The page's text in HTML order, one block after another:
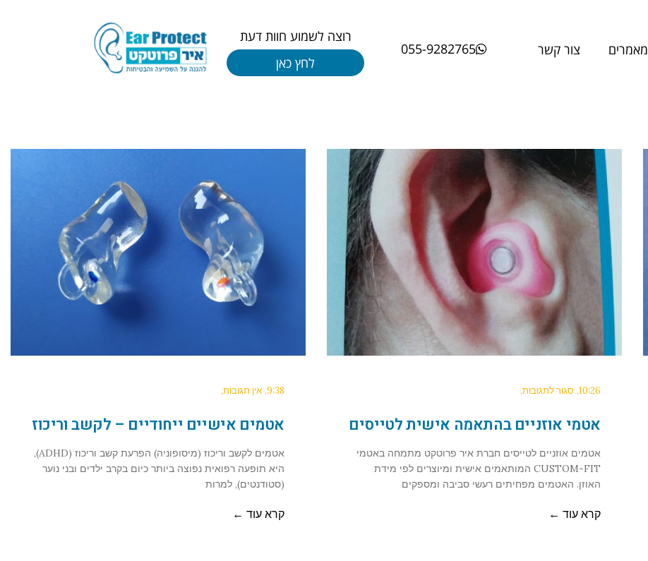
מאמרים צור קשר 055-9282765
רוצה לשמוע חוות דעת
לחץ כאן
10:26 סגור לתגובות
אטמי אוזניים בהתאמה אישית לטייסים
אטמים אוזניים לטייסים חברת איר פרוטקט מתמחה באטמי
CUSTOM-FIT המותאמים אישית ומיוצרים לפי מידת
האוזן. האטמים מפחיתים רעשי סביבה ומספקים
קרא עוד ←
9:38 אין תגובות
אטמים אישיים ייחודיים – לקשב וריכוז
אטמים לקשב וריכוז (מיסופוניה) הפרעת קשב וריכוז (ADHD),
היא תופעה רפואית נפוצה ביותר כיום בקרב ילדים ובני נוער
(סטודנטים), למרות
קרא עוד ←